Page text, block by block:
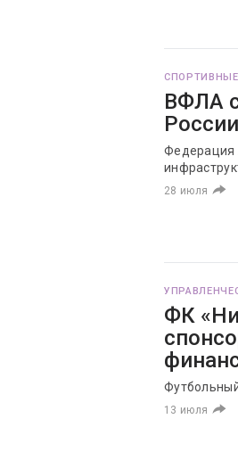
ВФЛА
России
Федерация
28 июля
ФК
13 июля